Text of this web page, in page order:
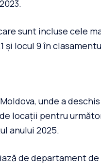
sunt incluse cele
și locul 9 în
unde a
locații pentru
anului 2025.
de departament